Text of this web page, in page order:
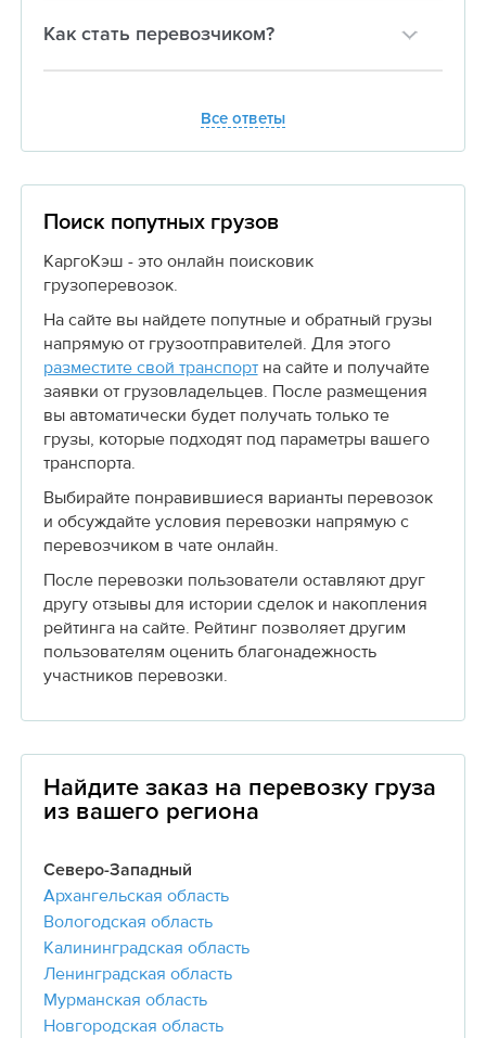
Как стать перевозчиком?
Все ответы
Поиск попутных грузов
КаргоКэш - это онлайн поисковик
грузоперевозок.
На сайте вы найдете попутные и обратный грузы
напрямую от грузоотправителей. Для этого
разместите свой транспортна сайте и получайте
заявки от грузовладельцев. После размещения
вы автоматически будет получать только те
грузы, которые подходят под параметры вашего
транспорта.
Выбирайте понравившиеся варианты перевозок
и обсуждайте условия перевозки напрямую с
перевозчиком в чате онлайн.
После перевозки пользователи оставляют друг
другу отзывы для истории сделок и накопления
рейтинга на сайте. Рейтинг позволяет другим
пользователям оценить благонадежность
участников перевозки.
Найдите заказ на перевозку груза
из вашего региона
Северо-Западный
Архангельская область
Вологодская область
Калининградская область
Ленинградская область
Мурманская область
Новгородская область